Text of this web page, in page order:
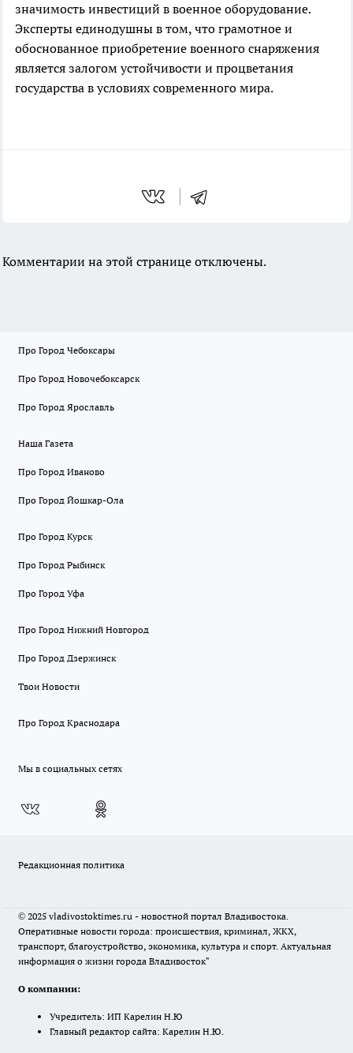
значимость инвестиций в военное оборудование.
Эксперты единодушны в том, что грамотное и
обоснованное приобретение военного снаряжения
является залогом устойчивости и процветания
государства в условиях современного мира.
Комментарии на этой странице отключены.
Про Город Чебоксары
Про Город Новочебоксарск
Про Город Ярославль
Наша Газета
Про Город Иваново
Про Город Йошкар-Ола
Про Город Курск
Про Город Рыбинск
Про Город Уфа
Про Город Нижний Новгород
Про Город Дзержинск
Твои Новости
Про Город Краснодара
Мы в социальных сетях
Редакционная политика
© 2025 vladivostoktimes.ru - новостной портал Владивостока.
Оперативные новости города: происшествия, криминал, ЖКХ,
транспорт, благоустройство, экономика, культура и спорт. Актуальная
информация о жизни города Владивосток"
О компании:
Учредитель: ИП Карелин Н.Ю
Главный редактор сайта: Карелин Н.Ю.